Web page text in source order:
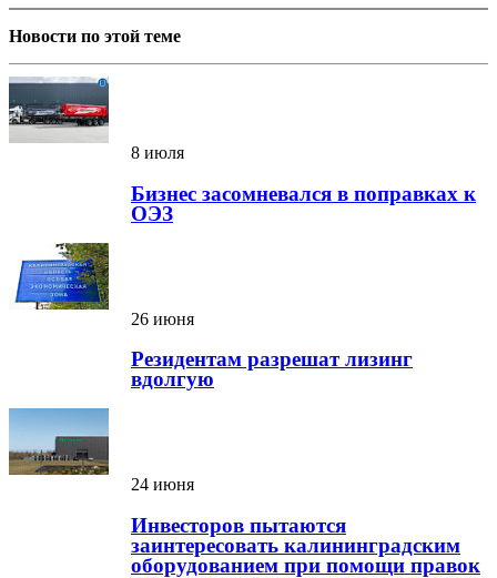
Новости по этой теме
8 июля
Бизнес засомневался в поправках к
ОЭЗ
26 июня
Резидентам разрешат лизинг
вдолгую
24 июня
Инвесторов пытаются
заинтересовать калининградским
оборудованием при помощи правок